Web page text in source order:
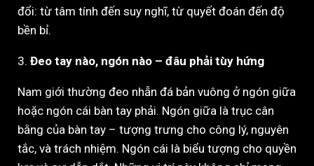
đổi: từ tâm tính đến suy nghĩ, từ quyết đoán đến độ
bền bỉ.
3. Đeo tay nào, ngón nào – đâu phải tùy hứng
Nam giới thường đeo nhẫn đá bản vuông ở ngón giữa
hoặc ngón cái bàn tay phải. Ngón giữa là trục cân
bằng của bàn tay – tượng trưng cho công lý, nguyên
tắc, và trách nhiệm. Ngón cái là biểu tượng cho quyền